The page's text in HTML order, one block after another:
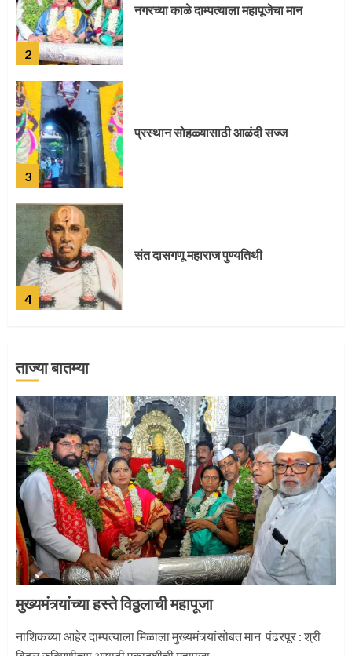
3
प्रस्थान सोहळ्यासाठी आळंदी सज्ज
4
संत दासगणू महाराज पुण्यतिथी
5
जवानाला मिळाला महापूजेचा मान
1
2
नगरच्या काळे दाम्पत्याला महापूजेचा मान
ताज्या बातम्या
मुख्यमंत्र्यांच्या हस्ते विठ्ठलाची महापूजा
नाशिकच्या आहेर दाम्पत्याला मिळाला मुख्यमंत्र्यांसोबत मान पंढरपूर : श्री